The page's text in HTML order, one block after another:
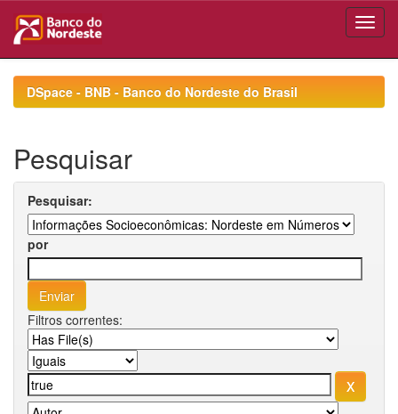
navigationDSpace - BNB - Banco do Nordeste do Brasil
Pesquisar
Pesquisar:
por
Filtros correntes: